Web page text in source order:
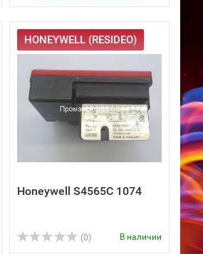
HONEYWELL (RESIDEO)
Honeywell S4565C 1074
(0) В наличии